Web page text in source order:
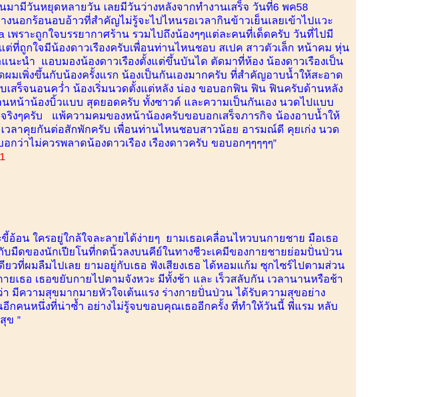
มามีวันหยุดหลายวัน เลยมีวันว่างหลังจากทำงานเสร็จ วันที่6 พค58
งนอกร้อนอบอ้าวที่สำคัญไม่รู้จะไปไหนรอเวลากินข้าวเย็นเลยเข้าไปแวะ
เพราะถูกใจบรรยากาศร้าน รวมไปถึงน้องๆๆแต่ละคนที่เด็ดครับ วันที่ไปมี
ต่ที่ถูกใจมีน้องดาวเรืองครับเพื่อนท่านไหนชอบ สเปค สาวตัวเล็ก หน้าคม หุ่น
นะนำ แอบมองน้องดาวเรืองตั้งแต่ขึ้นบันได ตัดมาที่ห้อง น้องดาวเรืองเป็น
มเพิ่งขึ้นกับน้องครั้งแรก น้องเป็นกันเองมากครับ ที่สำคัญอาบน้ำให้สะอาด
บเสร็จนอนคว่ำ น้องเริ่มนวดตั้งแต่หลัง น่อง ขอบอกฟิน ฟิน ฟินครับด้านหลัง
นหน้าน้องบิ้วแบบ สุดยอดครับ ทั้งซาวด์ และความเป็นกันเอง นวดไปแบบ
ริงๆครับ แพ้ความคมของหน้าน้องครับขอบอกเสร็จภารกิจ น้องอาบน้ำให้
วลาคุยกันต่อสักพักครับ เพื่อนท่านไหนชอบสาวน้อย อารมณ์ดี คุยเก่ง นวด
อกว่าไม่ควรพลาดน้องดาวเรือง เรืองดาวครับ ขอบอกๆๆๆๆๆ”
ขี้อ้อน ใครอยู่ใกล้ใจละลายได้ง่ายๆ ยามเธอเคลื่อนไหวบนกายชาย มือเธอ
บมืดของนักเปียโนที่กดนิ้วลงบนคีย์ในทางชีวะเคมีของกายชายย่อมปั่นป่วน
ดียวที่ผมลืมไปเลย ยามอยู่กับเธอ ฟังเสียงเธอ ได้หอมแก้ม ซุกไซร์ไปตามส่วน
ายเธอ เธอขยับกายไปตามจังหวะ มีทั้งช้า และ เร็วสลับกัน เวลานานหรือช้า
า มีความสุขมากมายหัวใจเต้นแรง ร่างกายปั่นป่วน ได้รับความสุขอย่าง
อีกคนหนึ่งที่น่าซ้ำ อย่างไม่รู้จบขอบคุณเธออีกครั้ง ที่ทำให้วันนี้ พี่แรม หลับ
ข ”